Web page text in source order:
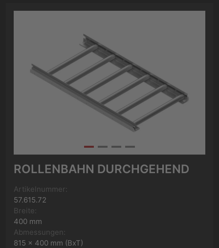
ROLLENBAHN DURCHGEHEND
Artikelnummer:
57.615.72
Breite:
400 mm
Abmessungen:
815 x 400 mm (BxT)